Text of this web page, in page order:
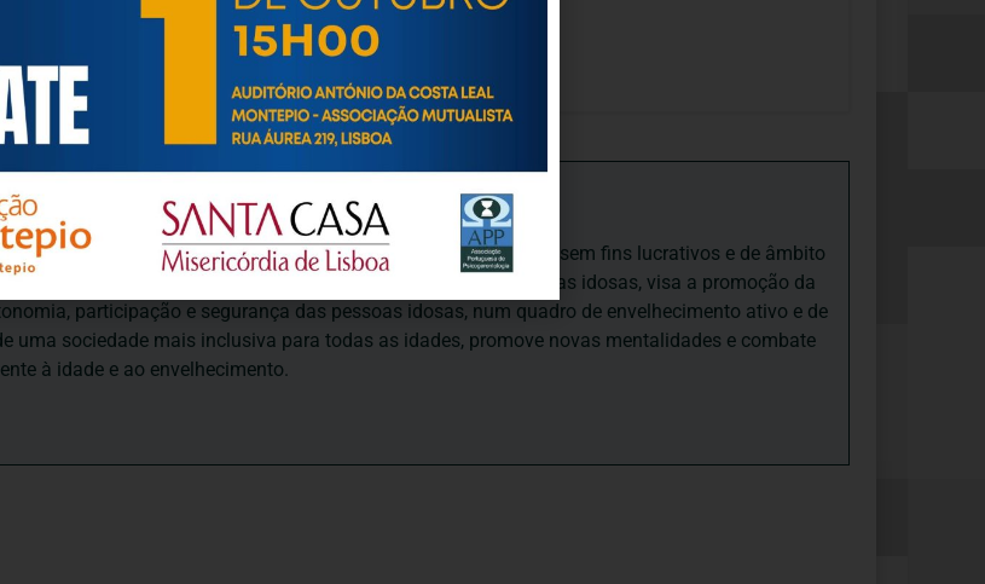
de Psicogerontologia
APP, Instituição Particular de Solidariedade Social sem fins lucrativos e de âmbito
e sociais inerentes ao envelhecimento e às pessoas idosas, visa a promoção da
participação e segurança das pessoas idosas, num quadro de envelhecimento ativo e de
uma sociedade mais inclusiva para todas as idades, promove novas mentalidades e combate
à idade e ao envelhecimento.